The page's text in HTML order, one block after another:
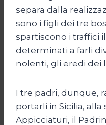
separa dalla
sono i figli dei tre
spartiscono i traffici
determinati a farli
nolenti, gli eredi dei
I tre padri, dunque,
portarli in Sicilia, alla
Appicciaturi, il